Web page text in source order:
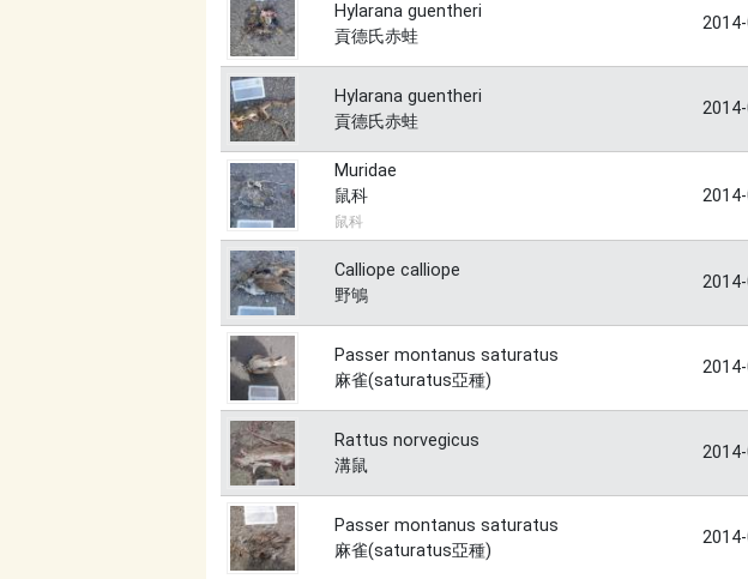
Hylarana guentheri
貢德氏赤蛙
Hylarana guentheri
貢德氏赤蛙
Muridae
鼠科
鼠科
Calliope calliope
野鴝
Passer montanus saturatus
麻雀(saturatus亞種)
Rattus norvegicus
溝鼠
Passer montanus saturatus
麻雀(saturatus亞種)